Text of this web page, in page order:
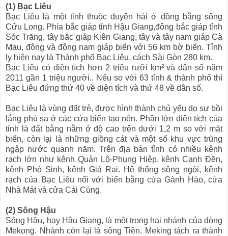
(1) Bạc Liêu
Bạc Liêu là một tỉnh thuộc duyên hải ở đồng bằng sông
Cửu Long. Phía bắc giáp tỉnh Hậu Giang,đông bắc giáp tỉnh
Sóc Trăng, tây bắc giáp Kiên Giang, tây và tây nam giáp Cà
Mau, đông và đông nam giáp biển với 56 km bờ biển. Tỉnh
lỵ hiện nay là Thành phố Bạc Liêu, cách Sài Gòn 280 km.
Bạc Liêu có diện tích hơn 2 triệu rưỡi km² và dân số năm
2011 gần 1 triệu người.. Nếu so với 63 tỉnh & thành phố thì
Bạc Liêu đứng thứ 40 về diện tích và thứ 48 về dân số.
Bạc Liêu là vùng đất trẻ, được hình thành chủ yếu do sự bồi
lắng phù sa ở các cửa biển tạo nên. Phần lớn diện tích của
tỉnh là đất bằng nằm ở độ cao trên dưới 1,2 m so với mặt
biển, còn lại là những giồng cát và một số khu vực trũng
ngập nước quanh năm. Trên địa bàn tỉnh có nhiều kênh
rạch lớn như kênh Quản Lộ-Phụng Hiệp, kênh Cạnh Đền,
kênh Phó Sinh, kênh Giá Rai. Hệ thống sông ngòi, kênh
rạch của Bạc Liêu nối với biển bằng cửa Gành Hào, cửa
Nhà Mát và cửa Cái Cùng.
(2) Sông Hậu
Sông Hậu, hay Hậu Giang, là một trong hai nhánh của dòng
Mekong. Nhánh còn lại là sông Tiền. Meking tách ra thành